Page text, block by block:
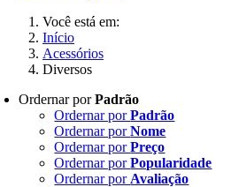
Você está em:
Início
Acessórios
Diversos
Ordernar porPadrão
Ordernar porPadrão
Ordernar porNome
Ordernar porPreço
Ordernar porPopularidade
Ordernar por Avaliação